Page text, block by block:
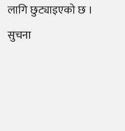
लागि छुट्याइएको छ ।
सुचना